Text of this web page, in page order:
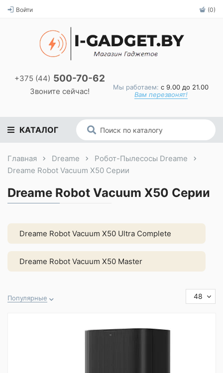
Войти (0)
+375 (44) 500-70-62
Звоните сейчас! Мы работаем: с 9.00 до 21.00
Вам перезвонят!
КАТАЛОГ
Главная Dreame
Робот-Пылесосы Dreame
Dreame Robot Vacuum X50 Серии
Dreame Robot Vacuum X50 Серии
Dreame Robot Vacuum X50 Ultra Complete
Dreame Robot Vacuum X50 Master
Популярные 48